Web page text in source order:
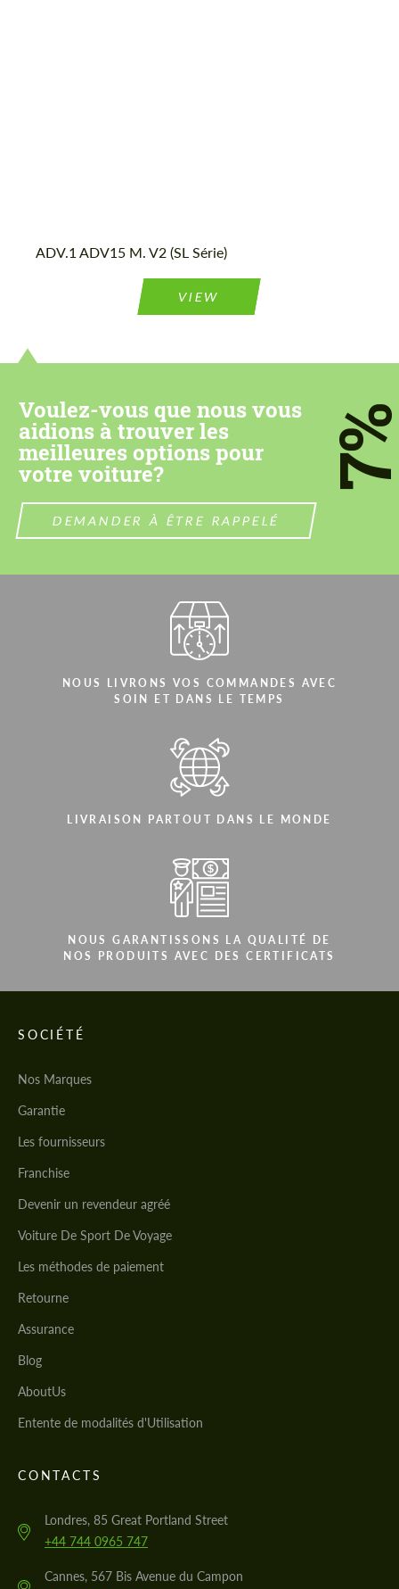
ADV.1 ADV15 M. V2 (SL Série)
VIEW
Voulez-vous que nous vous
aidions à trouver les
meilleures options pour
votre voiture?
DEMANDER À ÊTRE RAPPELÉ
NOUS LIVRONS VOS COMMANDES AVEC
SOIN ET DANS LE TEMPS
LIVRAISON PARTOUT DANS LE MONDE
NOUS GARANTISSONS LA QUALITÉ DE
NOS PRODUITS AVEC DES CERTIFICATS
SOCIÉTÉ
Nos Marques
Garantie
Les fournisseurs
Franchise
Devenir un revendeur agréé
Voiture De Sport De Voyage
Les méthodes de paiement
Retourne
Assurance
Blog
AboutUs
Entente de modalités d'Utilisation
CONTACTS
Londres, 85 Great Portland Street
+44 744 0965 747
Cannes, 567 Bis Avenue du Campon
Nous parlons votre langue